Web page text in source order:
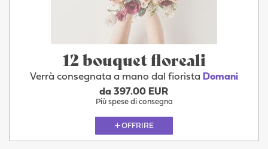
12 bouquet floreali
Verrà consegnata a mano dal fiorista Domani
da 397.00 EUR
Più spese di consegna
OFFRIRE